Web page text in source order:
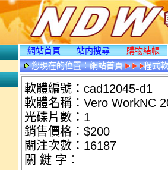
網站首頁 站内搜尋
購物結帳
您現在的位置：網站首頁 程式
軟體編號：cad12045-d1
軟體名稱：Vero WorkNC
光碟片數：1
銷售價格：$200
關注次數： 16187
關 鍵 字：